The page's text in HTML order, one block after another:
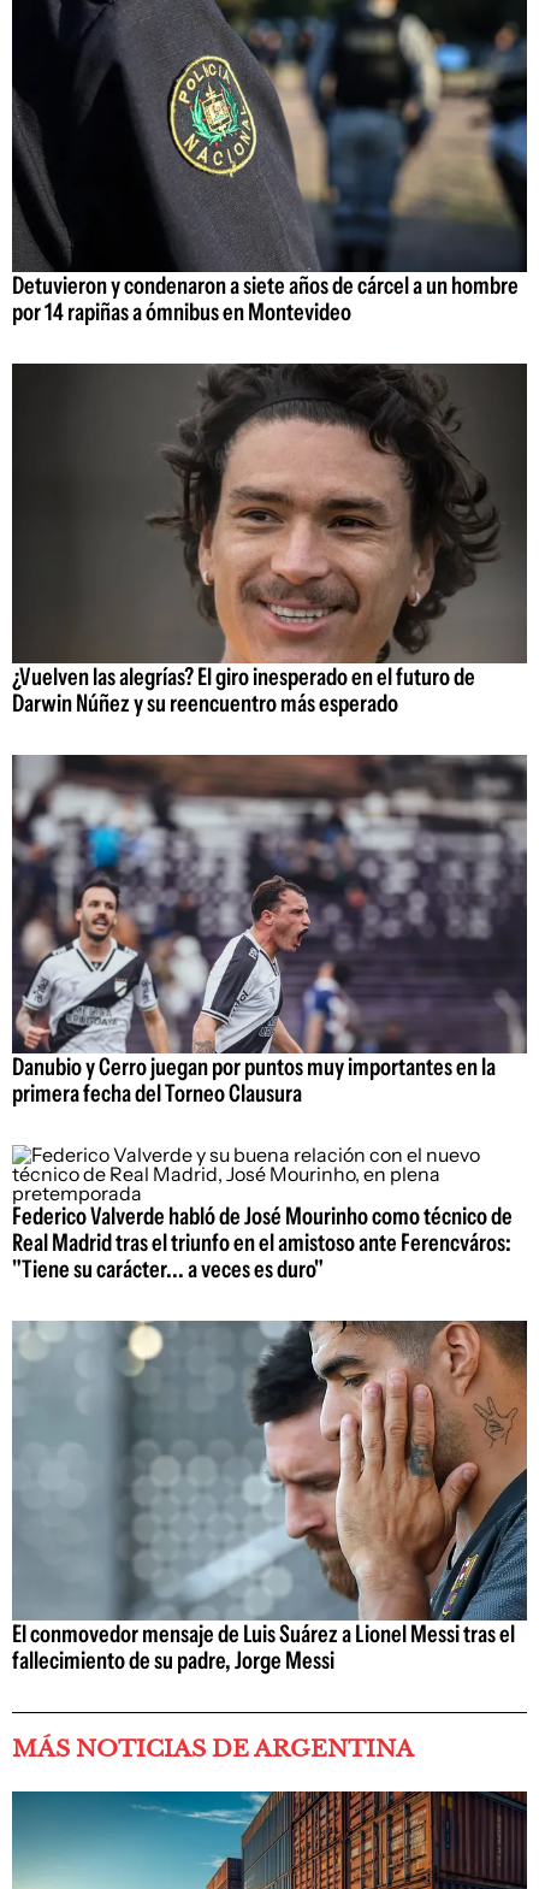
Detuvieron y condenaron a siete años de cárcel a un hombre
por 14 rapiñas a ómnibus en Montevideo
¿Vuelven las alegrías? El giro inesperado en el futuro de
Darwin Núñez y su reencuentro más esperado
Danubio y Cerro juegan por puntos muy importantes en la
primera fecha del Torneo Clausura
Federico Valverde habló de José Mourinho como técnico de
Real Madrid tras el triunfo en el amistoso ante Ferencváros:
"Tiene su carácter... a veces es duro"
El conmovedor mensaje de Luis Suárez a Lionel Messi tras el
fallecimiento de su padre, Jorge Messi
MÁS NOTICIAS DE ARGENTINA